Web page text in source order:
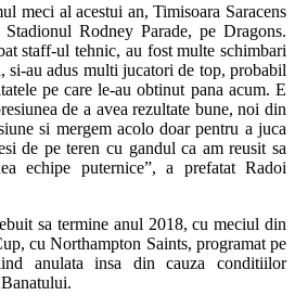
meci al acestui an, Timisoara Saracens
Rodney Parade, pe Dragons.
staff-ul tehnic, au fost multe schimbari
si-au adus multi jucatori de top, probabil
pe care le-au obtinut pana acum. E
de a avea rezultate bune, noi din
si mergem acolo doar pentru a juca
de pe teren cu gandul ca am reusit sa
echipe puternice”, a prefatat Radoi
sa termine anul 2018, cu meciul din
cu Northampton Saints, programat pe
anulata insa din cauza conditiilor